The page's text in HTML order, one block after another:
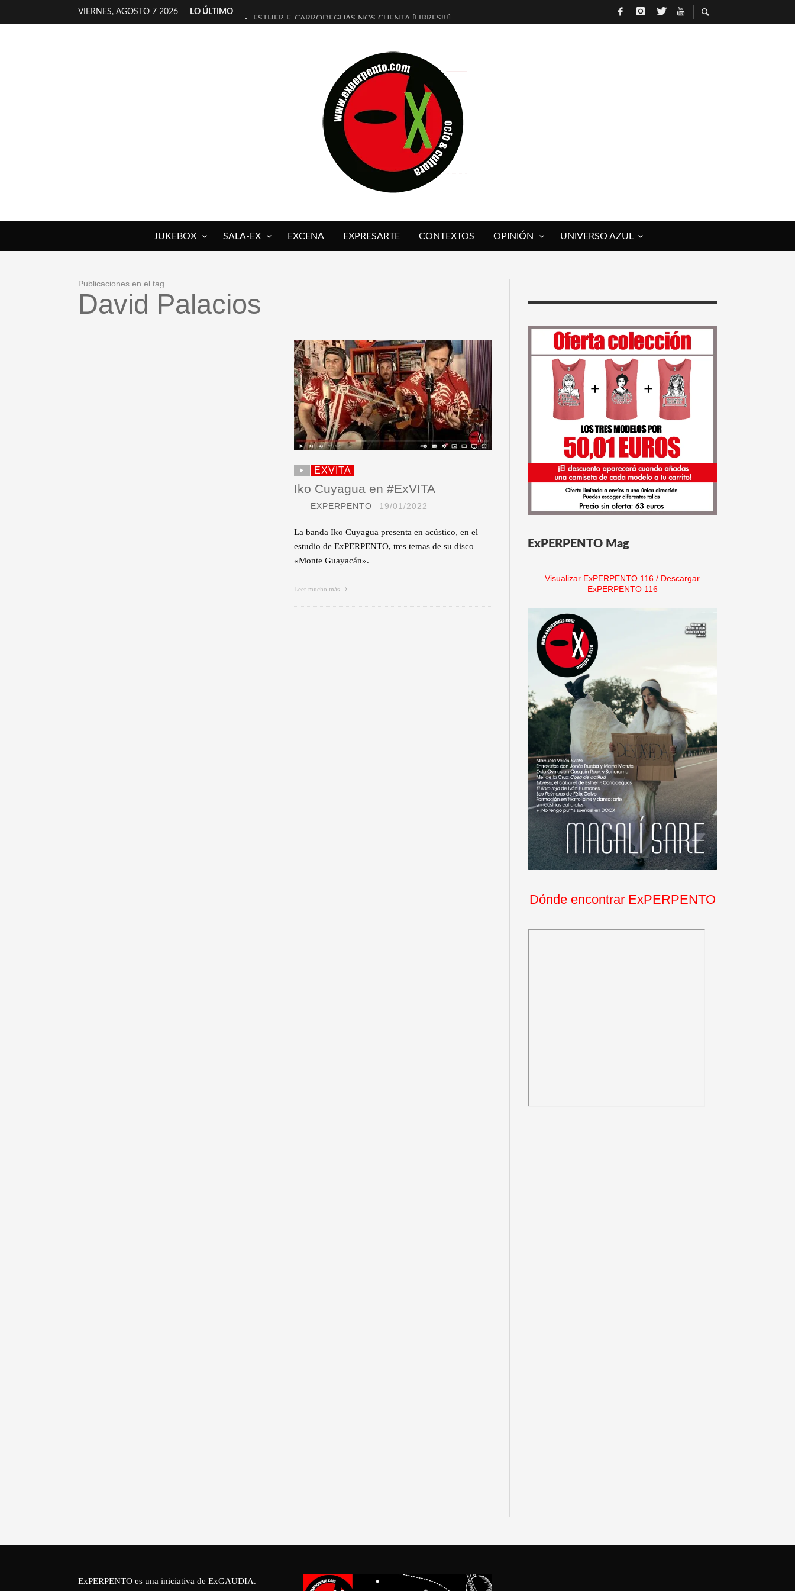
VIERNES, AGOSTO 7 2026
LO ÚLTIMO
ESTHER F. CARRODEGUAS NOS CUENTA [LIBRES!!!]
[ELECTRA JONDA] DE JUAN GUERRERO ZAMORA
TIMBRE 4, LA ESCUELA DEL DIRECTOR TEATRAL CLAUDIO TOLCACHIR
30 AÑOS (NO ES NADA) DE LA KATARSIS DEL TOMATAZO
MILITARES JUDÍAS EN #EXVITA
D’BALDOMEROS REINVENTAN [BITÁCORA 3.0] EN EXVITA
MARSHALL FLASH PRESENTA EN EXVITA [RELATIVA SENCILLEZ]
JOFRE BARDAGÍ EN EXVITA INTERPRETANDO A SERRAT
JUKEBOX SALA-EX EXCENA EXPRESARTE CONTEXTOS OPINIÓN UNIVERSO AZUL
Publicaciones en el tag
David Palacios
EXVITA
Iko Cuyagua en #ExVITA
EXPERPENTO 19/01/2022
La banda Iko Cuyagua presenta en acústico, en el
estudio de ExPERPENTO, tres temas de su disco
«Monte Guayacán».
Leer mucho más
ExPERPENTO Mag
Visualizar ExPERPENTO 116 / Descargar
ExPERPENTO 116
Dónde encontrar ExPERPENTO
ExPERPENTO es una iniciativa de ExGAUDIA.